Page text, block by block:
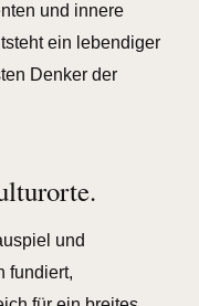
und innere
ein lebendiger
Denker der
und
fundiert,